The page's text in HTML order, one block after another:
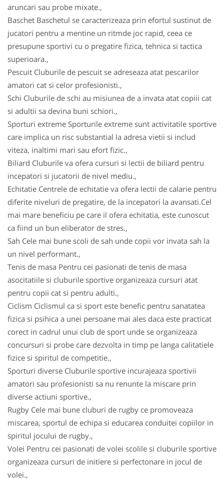
aruncari sau probe mixate.,
Baschet Baschetul se caracterizeaza prin efortul sustinut de
jucatori pentru a mentine un ritmde joc rapid, ceea ce
presupune sportivi cu o pregatire fizica, tehnica si tactica
superioara.,
Pescuit Cluburile de pescuit se adreseaza atat pescarilor
amatori cat si celor profesionisti.,
Schi Cluburile de schi au misiunea de a invata atat copiii cat
si adultii sa devina buni schiori.,
Sporturi extreme Sporturile extreme sunt activitatile sportive
care implica un risc substantial la adresa vietii si includ
viteza, inaltimi mari sau efort fizic.,
Biliard Cluburile va ofera cursuri si lectii de biliard pentru
incepatori si jucatorii de nivel mediu.,
Echitatie Centrele de echitatie va ofera lectii de calarie pentru
diferite niveluri de pregatire, de la incepatori la avansati.Cel
mai mare beneficiu pe care il ofera echitatia, este cunoscut
ca fiind un bun eliberator de stres.,
Sah Cele mai bune scoli de sah unde copii vor invata sah la
un nivel performant.,
Tenis de masa Pentru cei pasionati de tenis de masa
asocitatiile si cluburile sportive organizeaza cursuri atat
pentru copii cat si pentru adulti.,
Ciclism Ciclismul ca si sport este benefic pentru sanatatea
fizica si psihica a unei persoane mai ales daca este practicat
corect in cadrul unui club de sport unde se organizeaza
concursuri si probe care dezvolta in timp pe langa calitatiele
fizice si spiritul de competitie.,
Sporturi diverse Cluburile sportive incurajeaza sportivii
amatori sau profesionisti sa nu renunte la miscare prin
diverse actiuni sportive.,
Rugby Cele mai bune cluburi de rugby ce promoveaza
miscarea, sportul de echipa si educarea conduitei copiilor in
spiritul jocului de rugby.,
Volei Pentru cei pasionati de volei scolile si cluburile sportive
organizeaza cursuri de initiere si perfectonare in jocul de
volei.,